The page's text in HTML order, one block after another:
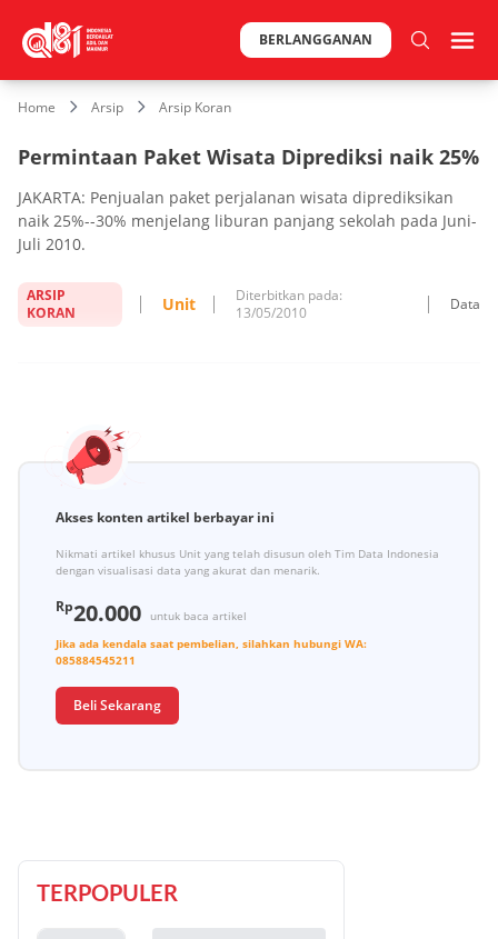
BERLANGGANAN
Home Arsip Arsip Koran
Permintaan Paket Wisata Diprediksi naik 25%
JAKARTA: Penjualan paket perjalanan wisata diprediksikan
naik 25%--30% menjelang liburan panjang sekolah pada Juni-
Juli 2010.
ARSIP
KORAN
Unit
Diterbitkan pada:
13/05/2010
Data
Akses konten artikel berbayar ini
Nikmati artikel khusus Unit yang telah disusun oleh Tim Data Indonesia
dengan visualisasi data yang akurat dan menarik.
Rp20.000
untuk baca artikel
Jika ada kendala saat pembelian, silahkan hubungi WA:
085884545211
Beli Sekarang
TERPOPULER